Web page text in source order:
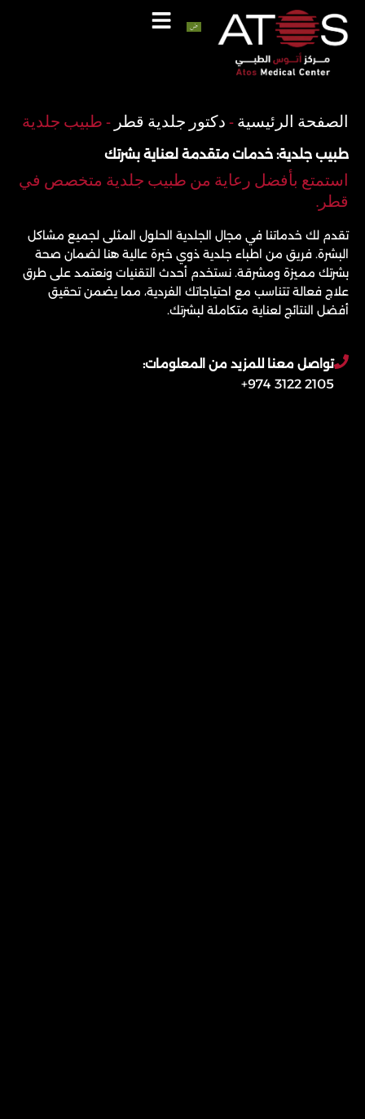
المحتوى
الصفحة الرئيسية-دكتور جلدية قطر-طبيب جلدية
طبيب جلدية: خدمات متقدمة لعناية بشرتك
استمتع بأفضل رعاية من طبيب جلدية متخصص في
قطر.
تقدم لك خدماتنا في مجال الجلدية الحلول المثلى لجميع مشاكل
البشرة. فريق من اطباء جلدية ذوي خبرة عالية هنا لضمان صحة
بشرتك مميزة ومشرقة. نستخدم أحدث التقنيات ونعتمد على طرق
علاج فعالة تتناسب مع احتياجاتك الفردية، مما يضمن تحقيق
أفضل النتائج لعناية متكاملة لبشرتك.
تواصل معنا للمزيد من المعلومات:
2105 3122 974+